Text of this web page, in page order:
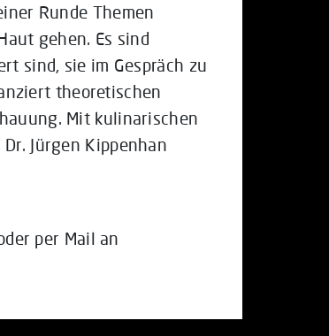
Runde Themen
gehen. Es sind
sind, sie im Gespräch zu
theoretischen
Mit kulinarischen
Jürgen Kippenhan
per Mail an